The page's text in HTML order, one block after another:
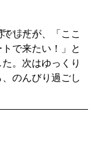
います！
したが、「ここ
で来たい！」と
。次はゆっくり
のんびり過ごし